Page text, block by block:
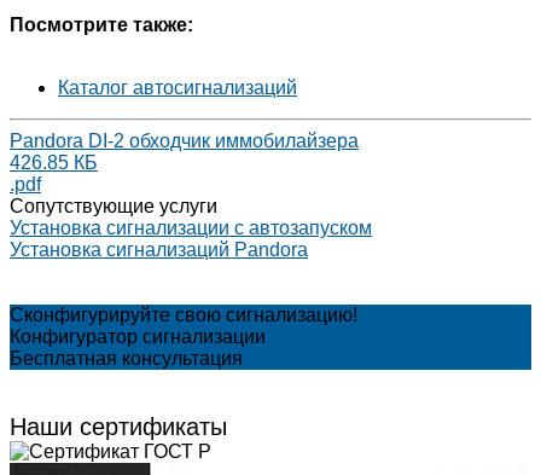
Посмотрите также:
Каталог автосигнализаций
Pandora DI-2 обходчик иммобилайзера
426.85 КБ
.pdf
Сопутствующие услуги
Установка сигнализации с автозапуском
Установка сигнализаций Pandora
Сконфигурируйте свою сигнализацию!
Конфигуратор сигнализации
Бесплатная консультация
Наши сертификаты